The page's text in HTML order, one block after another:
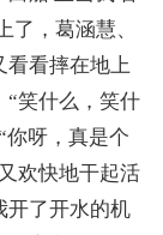
了，葛涵慧、
看看摔在地上
“笑什么，笑什
你呀，真是个
欢快地干起活
开了开水的机